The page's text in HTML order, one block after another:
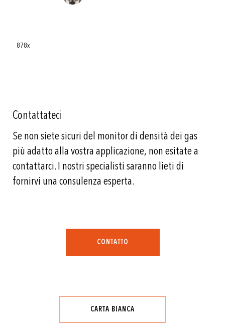
878x
Contattateci
Se non siete sicuri del monitor di densità dei gas
più adatto alla vostra applicazione, non esitate a
contattarci. I nostri specialisti saranno lieti di
fornirvi una consulenza esperta.
CONTATTO
CARTA BIANCA